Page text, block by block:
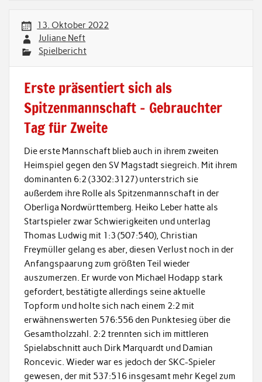
13. Oktober 2022
Juliane Neft
Spielbericht
Erste präsentiert sich als
Spitzenmannschaft – Gebrauchter
Tag für Zweite
Die erste Mannschaft blieb auch in ihrem zweiten
Heimspiel gegen den SV Magstadt siegreich. Mit ihrem
dominanten 6:2 (3302:3127) unterstrich sie
außerdem ihre Rolle als Spitzenmannschaft in der
Oberliga Nordwürttemberg. Heiko Leber hatte als
Startspieler zwar Schwierigkeiten und unterlag
Thomas Ludwig mit 1:3 (507:540), Christian
Freymüller gelang es aber, diesen Verlust noch in der
Anfangspaarung zum größten Teil wieder
auszumerzen. Er wurde von Michael Hodapp stark
gefordert, bestätigte allerdings seine aktuelle
Topform und holte sich nach einem 2:2 mit
erwähnenswerten 576:556 den Punktesieg über die
Gesamtholzzahl. 2:2 trennten sich im mittleren
Spielabschnitt auch Dirk Marquardt und Damian
Roncevic. Wieder war es jedoch der SKC-Spieler
gewesen, der mit 537:516 insgesamt mehr Kegel zum